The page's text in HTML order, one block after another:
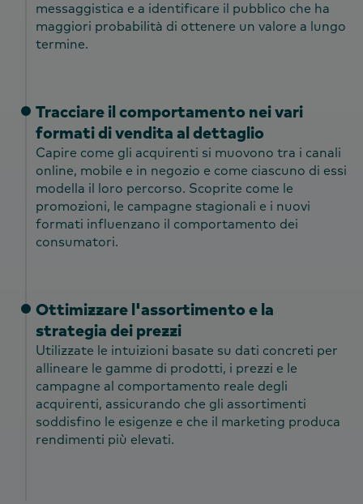
messaggistica e a identificare il pubblico che ha
maggiori probabilità di ottenere un valore a lungo
termine.
Tracciare il comportamento nei vari
formati di vendita al dettaglio
Capire come gli acquirenti si muovono tra i canali
online, mobile e in negozio e come ciascuno di essi
modella il loro percorso. Scoprite come le
promozioni, le campagne stagionali e i nuovi
formati influenzano il comportamento dei
consumatori.
Ottimizzare l'assortimento e la
strategia dei prezzi
Utilizzate le intuizioni basate su dati concreti per
allineare le gamme di prodotti, i prezzi e le
campagne al comportamento reale degli
acquirenti, assicurando che gli assortimenti
soddisfino le esigenze e che il marketing produca
rendimenti più elevati.